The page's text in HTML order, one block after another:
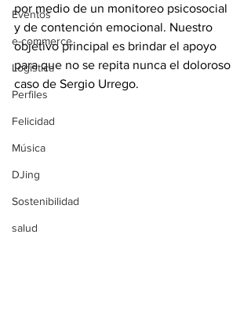
Eventos
e-commerce
Logística
Perfiles
Felicidad
Música
DJing
Sostenibilidad
salud
por medio de un monitoreo psicosocial
y de contención emocional. Nuestro
objetivo principal es brindar el apoyo
para que no se repita nunca el doloroso
caso de Sergio Urrego.